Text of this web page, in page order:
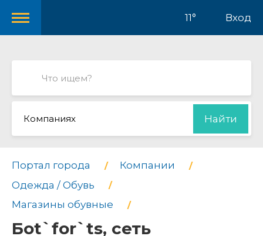
11° Вход
Компаниях Найти
Портал города
Компании
Одежда / Обувь
Магазины обувные
Бot`for`ts, сеть